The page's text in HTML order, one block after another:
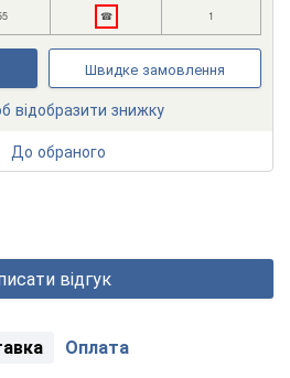
☎ 1
Швидке замовлення
відобразити знижку
До обраного
відгук
Оплата